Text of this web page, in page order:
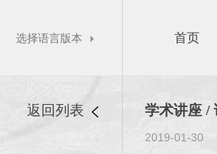
选择语言版本  首页
返回列表 学术讲座 /
2019-01-30